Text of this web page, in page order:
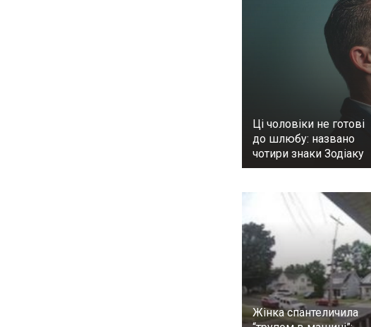
Ці чоловіки не готові
до шлюбу: названо
чотири знаки Зодіаку
Жінка спантеличила